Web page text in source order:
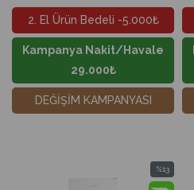
2. El Ürün Bedeli -5.000₺
Kampanya Nakit/Havale
29.000₺
DEĞİŞİM KAMPANYASI
%13
İndirim